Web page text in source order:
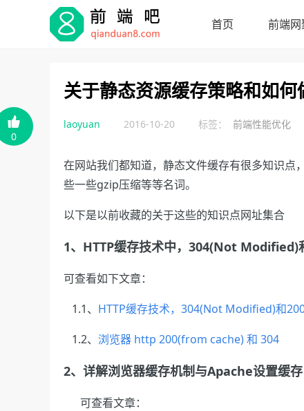
首页 前端网
关于静态资源缓存策略和如
laoyuan 2016-10-20 标签： 前端性能优化
在网站我们都知道，静态文件缓存有很多知识
些一些gzip压缩等等名词。
以下是以前收藏的关于这些的知识点网址集合
1、 HTTP缓存技术中，304(Not Modified)
可查看如下文章：
1.1、 HTTP缓存技术，304(Not Modified)和
1.2、 浏览器 http 200(from cache) 和 304
2、 详解浏览器缓存机制与Apache设置缓存
可查看文章：

0